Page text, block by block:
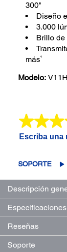
300"
Diseño
3.000
Brillo
más4
Modelo:
Escriba una
SOPORTE
Descripción
Especificaciones
Reseñas
Soporte